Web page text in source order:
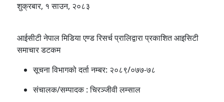
शुक्रबार, १ साउन, २०८३
आईसीटी नेपाल मिडिया एण्ड रिसर्च प्रालिद्वारा प्रकाशित आइसिटी
समाचार डटकम
सूचना विभागको दर्ता नम्बर: २०८९/०७७-७८
संचालक/सम्पादक :चिरञ्जीवी लम्साल